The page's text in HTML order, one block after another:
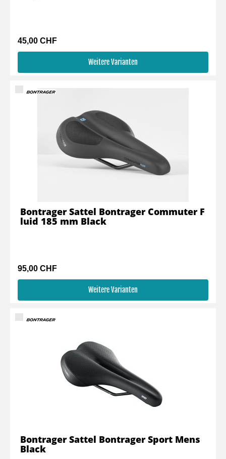
45,00 CHF
Weitere Varianten
95,00 CHF
Weitere Varianten
Bontrager Sattel Bontrager Commuter F
luid 185 mm Black
Bontrager Sattel Bontrager Sport Mens
Black